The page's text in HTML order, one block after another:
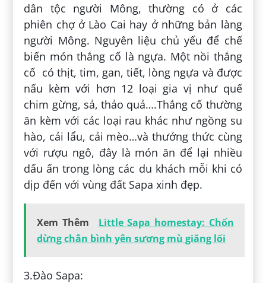
dân tộc người Mông, thường có ở các
phiên chợ ở Lào Cai hay ở những bản làng
người Mông. Nguyên liệu chủ yếu để chế
biến món thắng cố là ngựa. Một nồi thắng
cố có thịt, tim, gan, tiết, lòng ngựa và được
nấu kèm với hơn 12 loại gia vị như quế
chim gừng, sả, thảo quả….Thắng cố thường
ăn kèm với các loại rau khác như ngồng su
hào, cải lẩu, cải mèo…và thưởng thức cùng
với rượu ngô, đây là món ăn để lại nhiều
dấu ấn trong lòng các du khách mỗi khi có
dịp đến với vùng đất Sapa xinh đẹp.
Xem Thêm
Little Sapa homestay: Chốn
dừng chân bình yên sương mù giăng lối
3.Đào Sapa: